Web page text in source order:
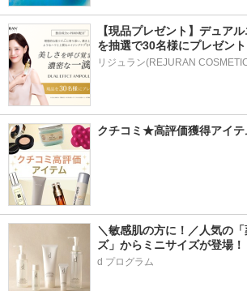
【現品プレゼント】デュア
を抽選で30名様にプレゼント
リジュラン(REJURAN
クチコミ★高評価獲得アイテ
＼敏感肌の方に！／人気の
ズ」からミニサイズが登場！
d プログラム